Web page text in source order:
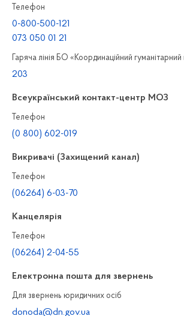
Телефон
0-800-500-121
073 050 01 21
Гаряча лінія БО «Координаційний
203
Всеукраїнський контакт-центр МОЗ
Телефон
(0 800) 602-019
Викривачі (Захищений канал)
Телефон
(06264) 6-03-70
Канцелярiя
Телефон
(06264) 2-04-55
Електронна пошта для звернень
Для звернень юридичних осiб
donoda@dn.gov.ua